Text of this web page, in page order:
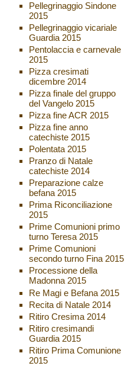
Pellegrinaggio Sindone
2015
Pellegrinaggio vicariale
Guardia 2015
Pentolaccia e carnevale
2015
Pizza cresimati
dicembre 2014
Pizza finale del gruppo
del Vangelo 2015
Pizza fine ACR 2015
Pizza fine anno
catechiste 2015
Polentata 2015
Pranzo di Natale
catechiste 2014
Preparazione calze
befana 2015
Prima Riconciliazione
2015
Prime Comunioni primo
turno Teresa 2015
Prime Comunioni
secondo turno Fina 2015
Processione della
Madonna 2015
Re Magi e Befana 2015
Recita di Natale 2014
Ritiro Cresima 2014
Ritiro cresimandi
Guardia 2015
Ritiro Prima Comunione
2015